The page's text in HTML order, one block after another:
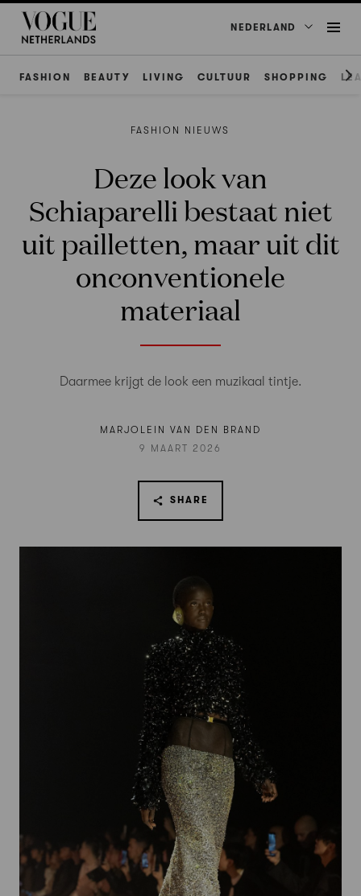
NEDERLAND
FASHION BEAUTY LIVING CULTUUR SHOPPING
FASHION NIEUWS
Deze look van
Schiaparelli bestaat niet
uit pailletten, maar uit dit
onconventionele
materiaal
Daarmee krijgt de look een muzikaal tintje.
MARJOLEIN VAN DEN BRAND
9 MAART 2026
SHARE